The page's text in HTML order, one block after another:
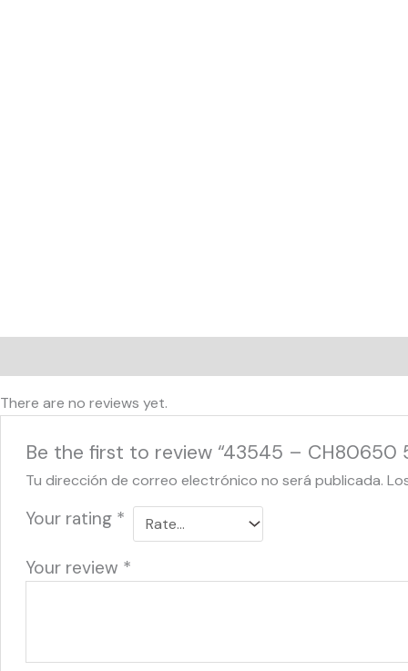
There are no reviews yet.
Be the first to review “43545 – CH80650
Tu dirección de correo electrónico no será publicada.
Your rating *
Your review *